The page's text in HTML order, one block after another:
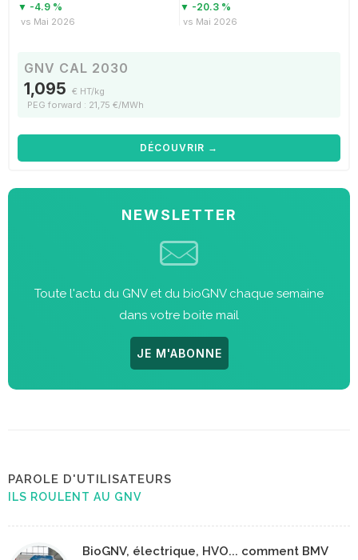
▼ -4.9 %
vs Mai 2026
▼ -20.3 %
vs Mai 2026
GNV CAL 2030
1,095 € HT/kg
PEG forward : 21,75 €/MWh
DÉCOUVRIR →
NEWSLETTER
Toute l'actu du GNV et du bioGNV chaque semaine
dans votre boite mail
JE M'ABONNE
PAROLE D'UTILISATEURS
ILS ROULENT AU GNV
BioGNV, électrique, HVO... comment BMV